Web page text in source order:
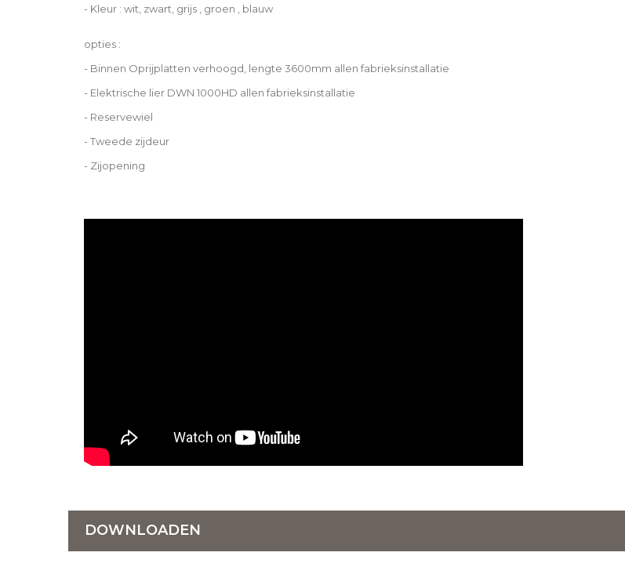
- Kleur : wit, zwart, grijs , groen , blauw
opties :
- Binnen Oprijplatten verhoogd, lengte 3600mm allen fabrieksinstallatie
- Elektrische lier DWN 1000HD allen fabrieksinstallatie
- Reservewiel
- Tweede zijdeur
- Zijopening
DOWNLOADEN